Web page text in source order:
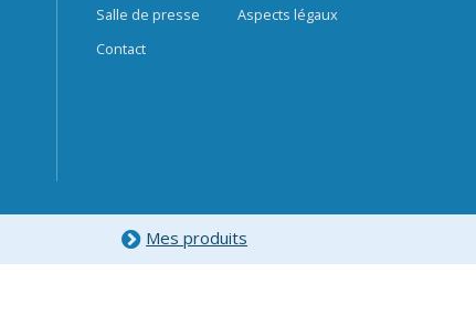
Salle de presse
Contact
Aspects légaux
Mes produits